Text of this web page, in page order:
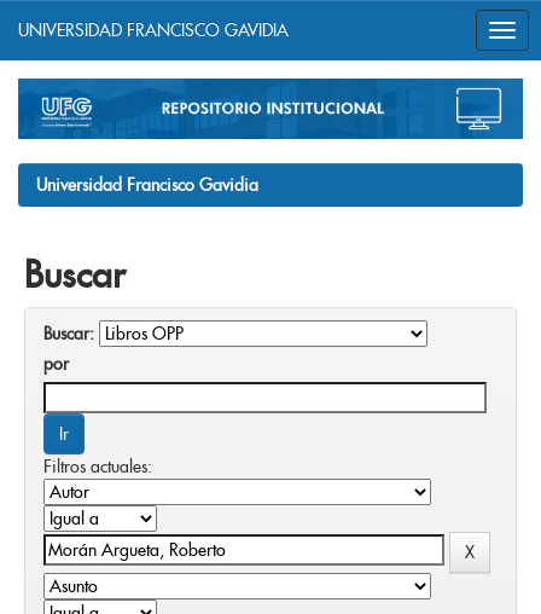
navigation
UNIVERSIDAD FRANCISCO GAVIDIA
Universidad Francisco Gavidia
Buscar
Buscar:
por
Filtros actuales: